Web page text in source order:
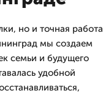
но и точная работа
мы создаем
семьи и будущего
удобной